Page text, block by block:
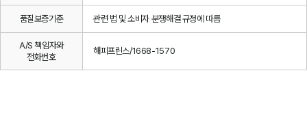
품질보증기준 관련 법 및 소비자 분쟁해결 규정에 따름
A/S 책임자와
전화번호
해피프린스/1668-1570